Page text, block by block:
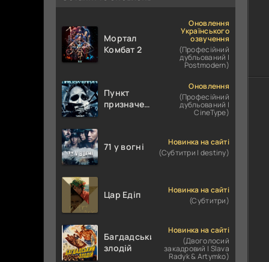
Мортал
Комбат 2
Оновлення
Українського
озвучення
(Професійний
дубльований |
Postmodern)
Пункт
призначення
Оновлення
(Професійний
дубльований |
CineType)
71 у вогні
Новинка на сайті
(Субтитри | destiny)
Цар Едіп
Новинка на сайті
(Субтитри)
Багдадський
злодій
Новинка на сайті
(Двоголосий
закадровий | Slava
Radyk & Artymko)